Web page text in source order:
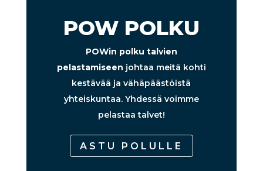
POW POLKU
POWin polku talvien
pelastamiseen johtaa meitä kohti
kestävää ja vähäpäästöistä
yhteiskuntaa. Yhdessä voimme
pelastaa talvet!
ASTU POLULLE